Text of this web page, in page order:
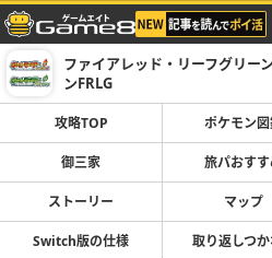
ファイアレッド・リーフグリー
ンFRLG
攻略TOP ポケモン
御三家 旅パおすす
ストーリー マップ
Switch版の仕様 取り返しつ